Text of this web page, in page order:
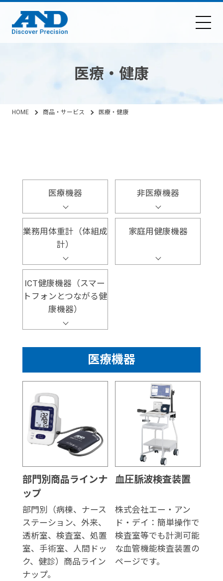
医療・健康
HOME 商品・サービス 医療・健康
医療機器 非医療機器
業務用体重計（体組成
計）
家庭用健康機器
ICT健康機器（スマー
トフォンとつながる健
康機器）
医療機器
部門別商品ラインナ
ップ
部門別（病棟、ナース
ステーション、外来、
透析室、検査室、処置
室、手術室、人間ドッ
ク、健診）商品ライン
ナップ。
血圧脈波検査装置
株式会社エー・アン
ド・デイ：簡単操作で
検査室等でも計測可能
な血管機能検査装置の
ページです。